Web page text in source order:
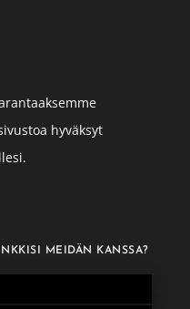
hyväksyt
MEIDÄN KANSSA?